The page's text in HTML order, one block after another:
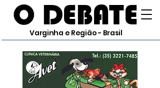
O DEBATE
Varginha e Região - Brasil